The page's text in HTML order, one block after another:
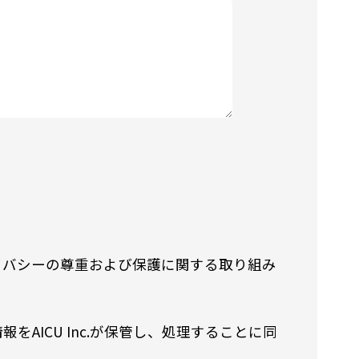
シーの尊重および保護に関する取り組み
をAICU Inc.が保管し、処理することに同